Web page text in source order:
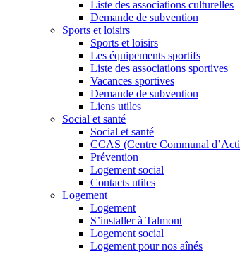
Liste des associations culturelles
Demande de subvention
Sports et loisirs
Sports et loisirs
Les équipements sportifs
Liste des associations sportives
Vacances sportives
Demande de subvention
Liens utiles
Social et santé
Social et santé
CCAS (Centre Communal
Prévention
Logement social
Contacts utiles
Logement
Logement
S’installer à Talmont
Logement social
Logement pour nos aînés